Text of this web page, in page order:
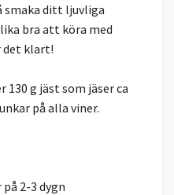
smaka ditt ljuvliga
bra att köra med
det klart!
g jäst som jäser ca
på alla viner.
på 2-3 dygn